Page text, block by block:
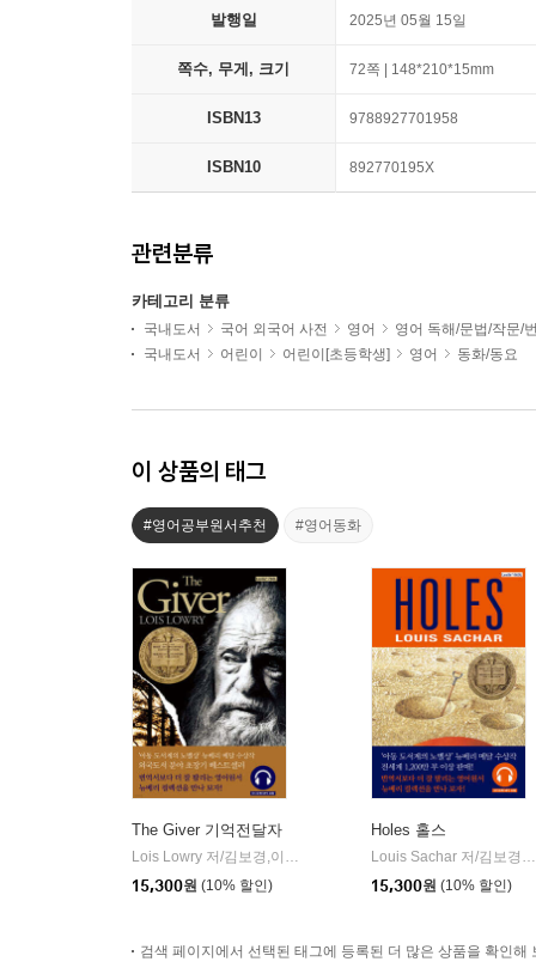
발행일 2025년 05월 15일
쪽수, 무게, 크기 72쪽 | 148*210*15mm
ISBN13 9788927701958
ISBN10 892770195X
관련분류
카테고리 분류
국내도서 국어 외국어 사전 영어
영어 독해/문법/작문/
국내도서
어린이 어린이[초등학생] 영어 동화/동요
이 상품의 태그
#영어공부원서추천 #영어동화
The Giver 기억전달자
Lois Lowry 저/김보경,이수영,Megan Manley 감수 | 롱테일북스
15,300원 (10% 할인)
Holes 홀스
Louis Sachar 저/김보경,이제원,Megan Manley 감수
15,300원 (10% 할인)
검색 페이지에서 선택된 태그에 등록된 더 많은 상품을 확인해